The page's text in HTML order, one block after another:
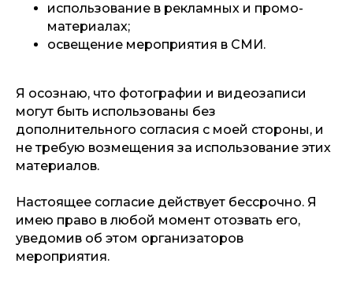
использование в рекламных и промо-
материалах;
освещение мероприятия в СМИ.
Я осознаю, что фотографии и видеозаписи
могут быть использованы без
дополнительного согласия с моей стороны, и
не требую возмещения за использование этих
материалов.
Настоящее согласие действует бессрочно. Я
имею право в любой момент отозвать его,
уведомив об этом организаторов
мероприятия.